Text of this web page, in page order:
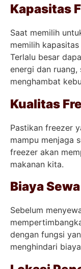
Kapasitas
Saat memilih
memilih
Terlalu besar
energi dan
menghambat
Kualitas
Pastikan freezer
mampu menjaga
freezer akan
makanan kita.
Biaya Sewa
Sebelum
dengan fungsi
menghindari